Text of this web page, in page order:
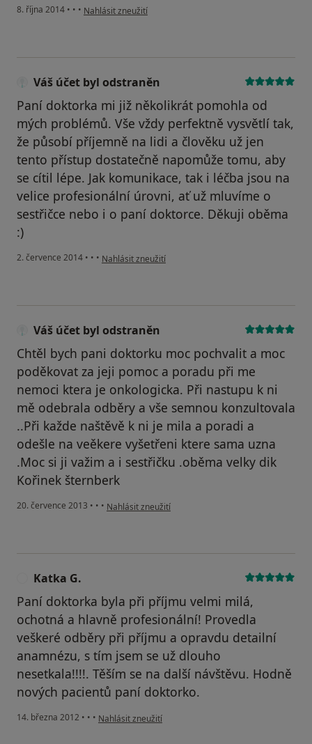
8. října 2014 • • • podle názoru uživatele pucaci
Nahlásit zneužití
Váš účet byl odstraněn
Paní doktorka mi již několikrát pomohla od
mých problémů. Vše vždy perfektně vysvětlí tak,
že působí příjemně na lidi a člověku už jen
tento přístup dostatečně napomůže tomu, aby
se cítil lépe. Jak komunikace, tak i léčba jsou na
velice profesionální úrovni, ať už mluvíme o
sestřičce nebo i o paní doktorce. Děkuji oběma
:)
2. července 2014 • • • podle názoru uživatele Váš účet byl odstraněn
Nahlásit zneužití
Váš účet byl odstraněn
Chtěl bych pani doktorku moc pochvalit a moc
poděkovat za jeji pomoc a poradu při me
nemoci ktera je onkologicka. Při nastupu k ni
mě odebrala odběry a vše semnou konzultovala
..Při každe naštěvě k ni je mila a poradi a
odešle na veěkere vyšetřeni ktere sama uzna
.Moc si ji važim a i sestřičku .oběma velky dik
Kořinek šternberk
20. července 2013 • • • podle názoru uživatele Váš účet byl odstraněn
Nahlásit zneužití
Katka G.
Paní doktorka byla při příjmu velmi milá,
ochotná a hlavně profesionální! Provedla
veškeré odběry při příjmu a opravdu detailní
anamnézu, s tím jsem se už dlouho
nesetkala!!!!. Těším se na další návštěvu. Hodně
nových pacientů paní doktorko.
14. března 2012 • • • podle názoru uživatele Katka G.
Nahlásit zneužití